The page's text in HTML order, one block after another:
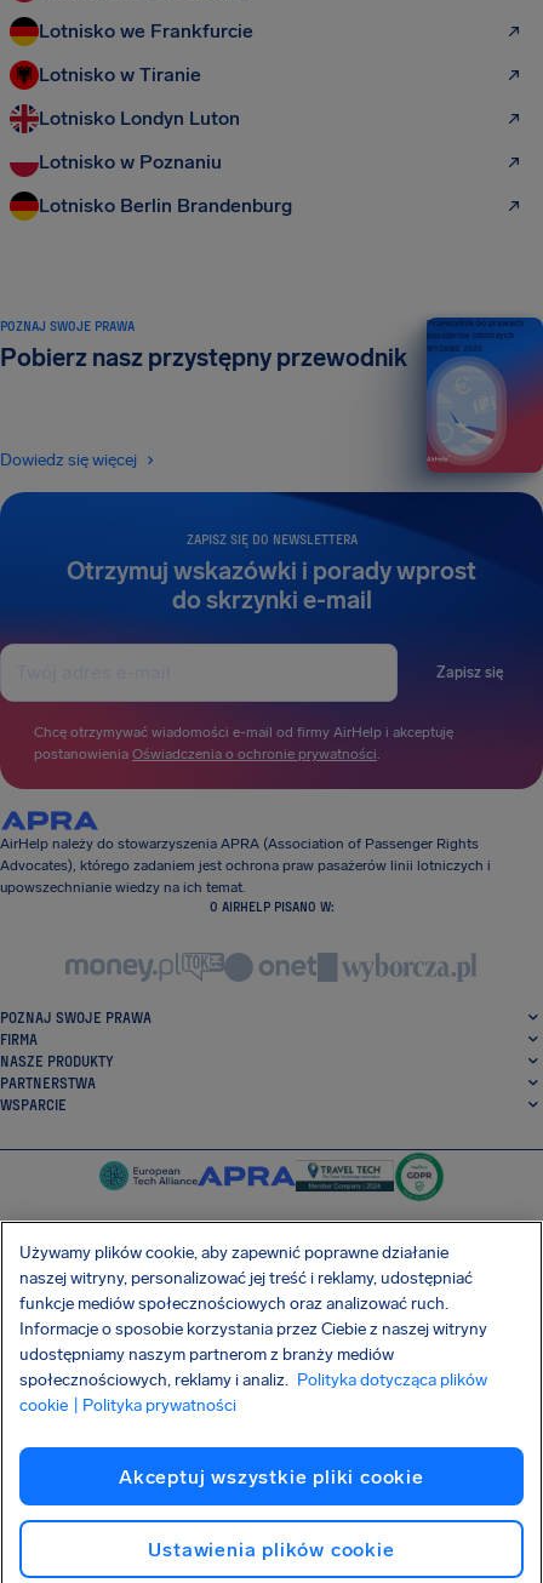
Lotnisko we Frankfurcie
Lotnisko w Tiranie
Lotnisko Londyn Luton
Lotnisko w Poznaniu
Lotnisko Berlin Brandenburg
ZAPISZ SIĘ DO NEWSLETTERA
Otrzymuj wskazówki i porady wprost
do skrzynki e-mail
Zapisz się
Chcę otrzymywać wiadomości e-mail od firmy AirHelp i akceptuję
postanowienia Oświadczenia o ochronie prywatności.
POZNAJ SWOJE PRAWA
Pobierz nasz przystępny przewodnik
Dowiedz się więcej
Przewodnik po prawach
pasażerów lotniczych
WYDANIE 2026
AirHelp należy do stowarzyszenia APRA (Association of Passenger Rights
Advocates), którego zadaniem jest ochrona praw pasażerów linii lotniczych i
upowszechnianie wiedzy na ich temat.
O AIRHELP PISANO W:
POZNAJ SWOJE PRAWA
FIRMA
NASZE PRODUKTY
PARTNERSTWA
WSPARCIE
SocialFacebook
SocialTwitter
SocialInstagram
SocialLinkedin
POBIERZ NASZĄ DARMOWĄ APLIKACJĘ
Polityka prywatności Pliki cookie
Imprint
Atak na łańcuch dostaw Shai-Hulud
Copyright © 2026 AirHelp
Używamy plików cookie, aby zapewnić poprawne działanie
naszej witryny, personalizować jej treść i reklamy, udostępniać
funkcje mediów społecznościowych oraz analizować ruch.
Informacje o sposobie korzystania przez Ciebie z naszej witryny
udostępniamy naszym partnerom z branży mediów
społecznościowych, reklamy i analiz. Polityka dotycząca plików
cookie
| Polityka prywatności
Akceptuj wszystkie pliki cookie
Ustawienia plików cookie